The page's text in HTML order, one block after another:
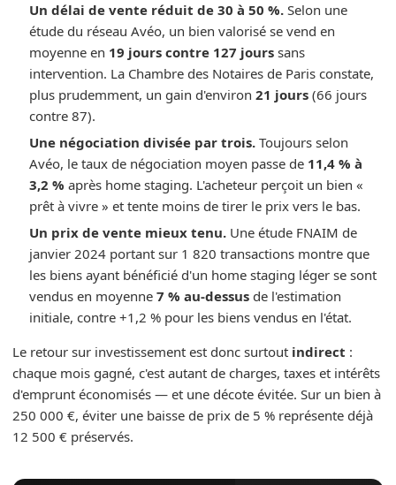
Un délai de vente réduit de 30 à 50 %.Selon une
étude du réseau Avéo, un bien valorisé se vend en
moyenne en 19 jours contre 127 jourssans
intervention. La Chambre des Notaires de Paris constate,
plus prudemment, un gain d'environ 21 jours(66 jours
contre 87).
Une négociation divisée par trois.Toujours selon
Avéo, le taux de négociation moyen passe de 11,4 % à
3,2 % après home staging. L'acheteur perçoit un bien «
prêt à vivre » et tente moins de tirer le prix vers le bas.
Un prix de vente mieux tenu.Une étude FNAIM de
janvier 2024 portant sur 1 820 transactions montre que
les biens ayant bénéficié d'un home staging léger se sont
vendus en moyenne 7 % au-dessusde l'estimation
initiale, contre +1,2 % pour les biens vendus en l'état.
Le retour sur investissement est donc surtout indirect :
chaque mois gagné, c'est autant de charges, taxes et intérêts
d'emprunt économisés — et une décote évitée. Sur un bien à
250 000 €, éviter une baisse de prix de 5 % représente déjà
12 500 € préservés.